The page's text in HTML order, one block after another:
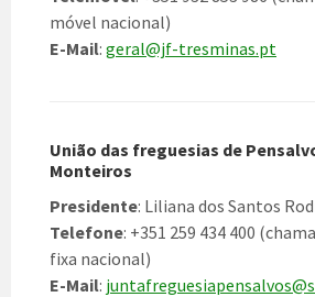
móvel nacional)
E-Mail: geral@jf-tresminas.pt
União das freguesias de
Monteiros
Presidente: Liliana dos Santos
Telefone: +351 259 434 400
fixa nacional)
E-Mail: